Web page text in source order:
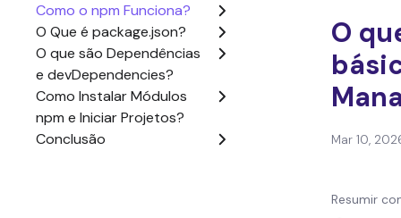
Como o npm Funciona?
O Que é package.json?
O que são Dependências
e devDependencies?
Como Instalar Módulos
npm e Iniciar Projetos?
Conclusão
O
Mar 10,
Resumir